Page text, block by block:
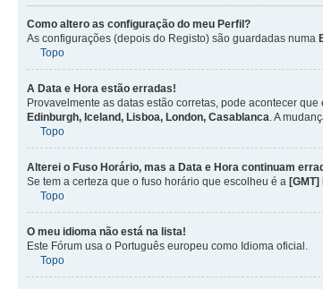
Como altero as configuração do meu Perfil?
As configurações (depois do Registo) são guardadas numa
Topo
A Data e Hora estão erradas!
Provavelmente as datas estão corretas, pode acontecer
Edinburgh, Iceland, Lisboa, London, Casablanca. A
Topo
Alterei o Fuso Horário, mas a Data e Hora continuam
Se tem a certeza que o fuso horário que escolheu é a
Topo
O meu idioma não está na lista!
Este Fórum usa o Português europeu como Idioma oficial.
Topo